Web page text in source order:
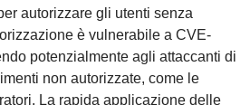
autorizzare gli utenti senza
è vulnerabile a CVE-
potenzialmente agli attaccanti di
non autorizzate, come le
La rapida applicazione delle